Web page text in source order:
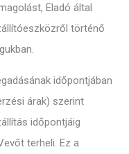
Eladó által
történő
időpontjában
árak) szerint
időpontjáig
terheli. Ez a